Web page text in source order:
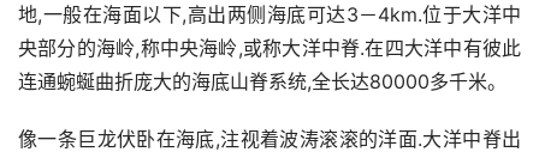
地,一般在海面以下,高出两侧海底可达3－4km.位于大洋中
央部分的海岭,称中央海岭,或称大洋中脊.在四大洋中有彼此
连通蜿蜒曲折庞大的海底山脊系统,全长达80000多千米。
像一条巨龙伏卧在海底,注视着波涛滚滚的洋面.大洋中脊出